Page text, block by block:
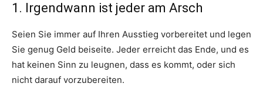
1. Irgendwann ist jeder am Arsch
Seien Sie immer auf Ihren Ausstieg vorbereitet und legen
Sie genug Geld beiseite. Jeder erreicht das Ende, und es
hat keinen Sinn zu leugnen, dass es kommt, oder sich
nicht darauf vorzubereiten.